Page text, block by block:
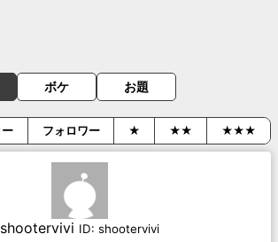
ボケ お題
フォロワー ★ ★★ ★★★
shootervivi ID: shootervivi